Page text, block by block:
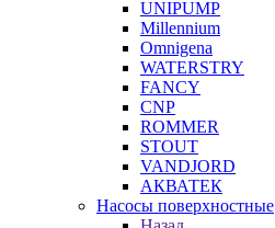
UNIPUMP
Millennium
Omnigena
WATERSTRY
FANCY
CNP
ROMMER
STOUT
VANDJORD
АКВАТЕК
Насосы поверхностные